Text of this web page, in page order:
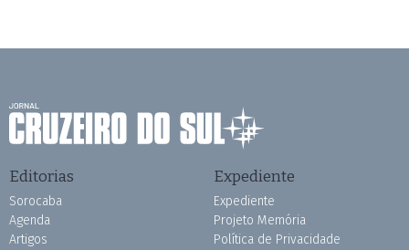
Editorias
Sorocaba
Agenda
Artigos
Expediente
Expediente
Projeto Memória
Política de Privacidade